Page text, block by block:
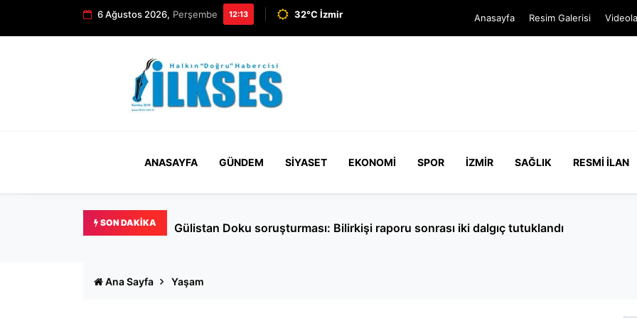
6 Ağustos 2026, Perşembe 12:13 32°C İzmir Anasayfa Resim Galerisi
ANASAYFA GÜNDEM SIYASET EKONOMI SPOR İZMIR SAĞLIK RESMI İLAN
SON DAKIKA Behçet Oktay dosyası yeniden mi açılıyor? Adalet Bakanı Akın Gürlek ile aile arasında
Ana Sayfa Yaşam